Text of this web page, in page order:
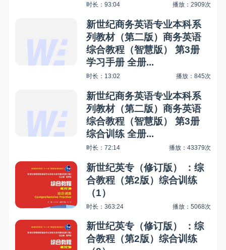
时长：93:04 播放：2909次
新世纪商务英语专业本科系
列教材（第二版）商务英语
综合教程（智慧版） 第3册
学习手册 全册...
时长：13:02 播放：845次
新世纪商务英语专业本科系
列教材（第二版）商务英语
综合教程（智慧版） 第3册
综合训练 全册...
时长：72:14 播放：43379次
新世纪英专（修订版） ：综
合教程（第2版）综合训练
（1）
时长：363:24 播放：5068次
新世纪英专（修订版） ：综
合教程（第2版）综合训练